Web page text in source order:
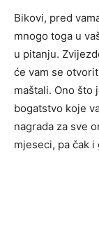
Bikovi, pred
mnogo toga u
u pitanju.
će vam se
maštali. Ono što
bogatstvo koje
nagrada za sve
mjeseci, pa čak i